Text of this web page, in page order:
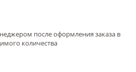
после оформления заказа в
количества